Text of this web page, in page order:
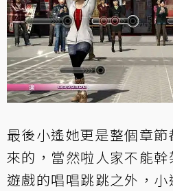
最後小遙她更是整個章
來的，當然啦人家不能
遊戲的唱唱跳跳之外，